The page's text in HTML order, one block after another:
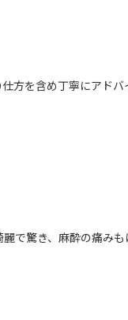
方を含め丁寧にアドバ
で驚き、麻酔の痛み